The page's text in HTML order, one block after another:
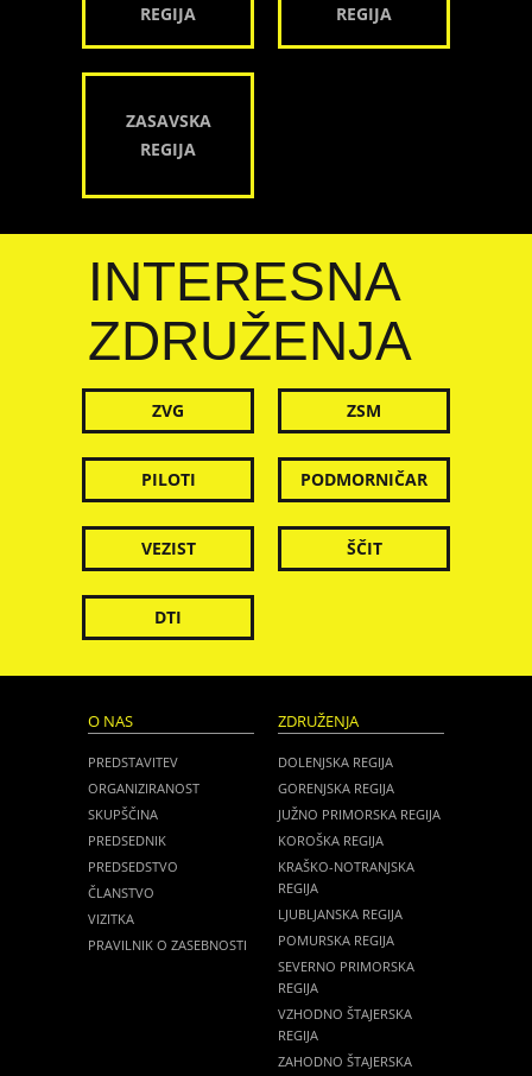
REGIJA
REGIJA
ZASAVSKA
REGIJA
INTERESNA
ZDRUŽENJA
ZVG ZSM
PILOTI PODMORNIČAR
VEZIST ŠČIT
DTI
O NAS
PREDSTAVITEV
ORGANIZIRANOST
SKUPŠČINA
PREDSEDNIK
PREDSEDSTVO
ČLANSTVO
VIZITKA
PRAVILNIK O ZASEBNOSTI
ZDRUŽENJA
DOLENJSKA REGIJA
GORENJSKA REGIJA
JUŽNO PRIMORSKA REGIJA
KOROŠKA REGIJA
KRAŠKO-NOTRANJSKA
REGIJA
LJUBLJANSKA REGIJA
POMURSKA REGIJA
SEVERNO PRIMORSKA
REGIJA
VZHODNO ŠTAJERSKA
REGIJA
ZAHODNO ŠTAJERSKA